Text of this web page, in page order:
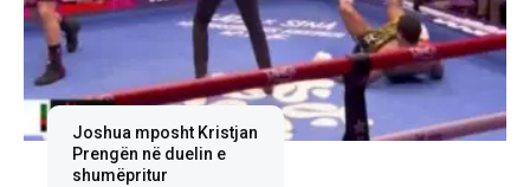
Joshua mposht Kristjan
Prengën në duelin e
shumëpritur